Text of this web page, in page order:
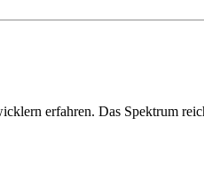
erfahren. Das Spektrum